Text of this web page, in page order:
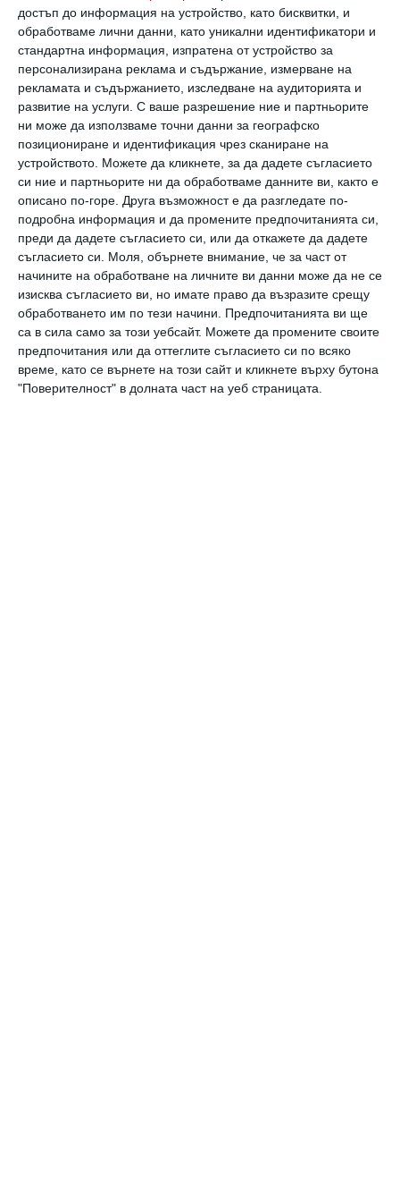
достъп до информация на устройство, като бисквитки, и
обработваме лични данни, като уникални идентификатори и
стандартна информация, изпратена от устройство за
персонализирана реклама и съдържание, измерване на
рекламата и съдържанието, изследване на аудиторията и
развитие на услуги. С ваше разрешение ние и партньорите
ни може да използваме точни данни за географско
позициониране и идентификация чрез сканиране на
устройството. Можете да кликнете, за да дадете съгласието
си ние и партньорите ни да обработваме данните ви, както е
описано по-горе. Друга възможност е да разгледате по-
подробна информация и да промените предпочитанията си,
преди да дадете съгласието си, или да откажете да дадете
съгласието си. Моля, обърнете внимание, че за част от
начините на обработване на личните ви данни може да не се
изисква съгласието ви, но имате право да възразите срещу
обработването им по тези начини. Предпочитанията ви ще
са в сила само за този уебсайт. Можете да промените своите
предпочитания или да оттеглите съгласието си по всяко
време, като се върнете на този сайт и кликнете върху бутона
"Поверителност" в долната част на уеб страницата.
любимец вкъщи:
Отговорност
Децата, които растат с домашни любимци,
са много по-отговорни от връстниците си
без животно вкъщи. Те се научават, че имат
задължения към домашния си любимец –
хранене, разхождане, почистване.
Изпълняването на тези задължения оформя
цялостно характера им и това се проявява
във всяка една житейска сфера, защото
ако си научен да бъдеш отговорен за нещо
от малък
, обикновено може да се разчита на теб и
като пораснеш.